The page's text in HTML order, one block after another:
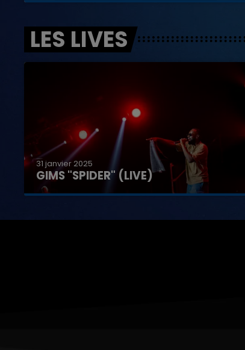
LES LIVES
31 janvier 2025
GIMS "SPIDER" (LIVE)